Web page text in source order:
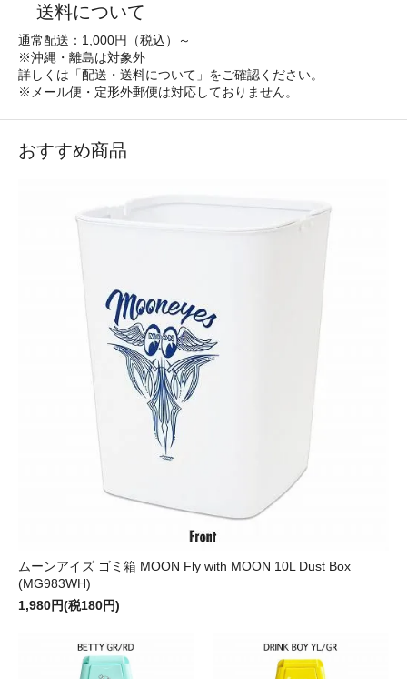
送料について
通常配送：1,000円（税込）～
※沖縄・離島は対象外
詳しくは「配送・送料について」をご確認ください。
※メール便・定形外郵便は対応しておりません。
おすすめ商品
ムーンアイズ ゴミ箱 MOON Fly with MOON 10L Dust Box
(MG983WH)
1,980円(税180円)